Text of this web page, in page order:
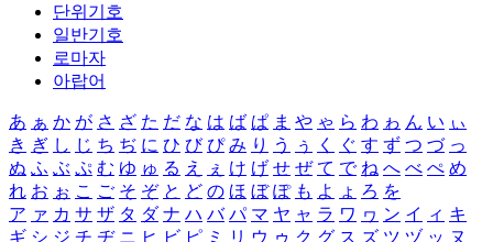
단위기호
일반기호
로마자
아랍어
あ ぁ か が さ ざ た だ な は ば ぱ ま や ゃ ら わ ゎ ん い ぃ
き ぎ し じ ち ぢ に ひ び ぴ み り う ぅ く ぐ す ず つ づ っ
ぬ ふ ぶ ぷ む ゆ ゅ る え ぇ け げ せ ぜ て で ね へ べ ぺ め
れ お ぉ こ ご そ ぞ と ど の ほ ぼ ぽ も よ ょ ろ を
ア ァ カ サ ザ タ ダ ナ ハ バ パ マ ヤ ャ ラ ワ ヮ ン イ ィ キ
ギ シ ジ チ ヂ ニ ヒ ビ ピ ミ リ ウ ゥ ク グ ス ズ ツ ヅ ッ ヌ